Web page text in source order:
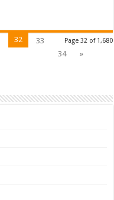
Page 32 of 1,680
32
33
34
»